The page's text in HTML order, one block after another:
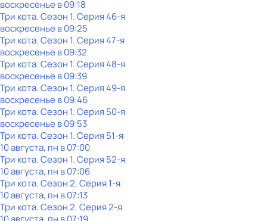
воскресенье в09:18
Три кота. Сезон 1. Серия 46-я
воскресенье в09:25
Три кота. Сезон 1. Серия 47-я
воскресенье в09:32
Три кота. Сезон 1. Серия 48-я
воскресенье в09:39
Три кота. Сезон 1. Серия 49-я
воскресенье в09:46
Три кота. Сезон 1. Серия 50-я
воскресенье в09:53
Три кота. Сезон 1. Серия 51-я
10 августа, пн в 07:00
Три кота. Сезон 1. Серия 52-я
10 августа, пн в 07:06
Три кота. Сезон 2. Серия 1-я
10 августа, пн в 07:13
Три кота. Сезон 2. Серия 2-я